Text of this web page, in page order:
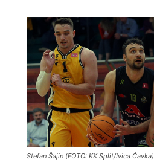
Stefan Šajin (FOTO: KK Split/Ivica Čavka)